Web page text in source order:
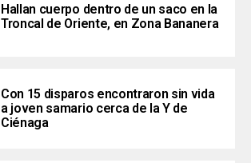
Hallan cuerpo dentro de un saco en la
Troncal de Oriente, en Zona Bananera
Con 15 disparos encontraron sin vida
a joven samario cerca de la Y de
Ciénaga